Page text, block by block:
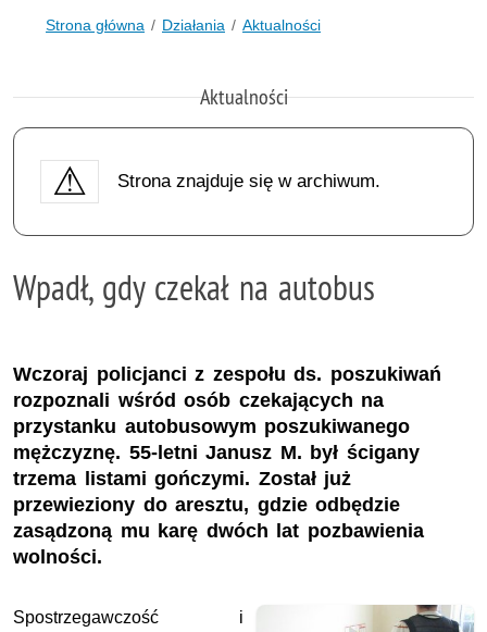
Strona główna Działania Aktualności
Aktualności
Strona znajduje się w archiwum.
Wpadł, gdy czekał na autobus
Wczoraj policjanci z zespołu ds. poszukiwań
rozpoznali wśród osób czekających na
przystanku autobusowym poszukiwanego
mężczyznę. 55-letni Janusz M. był ścigany
trzema listami gończymi. Został już
przewieziony do aresztu, gdzie odbędzie
zasądzoną mu karę dwóch lat pozbawienia
wolności.
Spostrzegawczość i